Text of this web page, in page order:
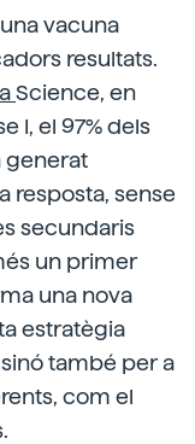
vacuna
resultats.
Science, en
I, el 97% dels
generat
resposta, sense
secundaris
un primer
una nova
estratègia
també per a
com el